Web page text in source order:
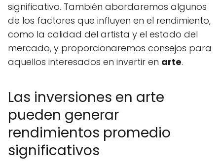
significativo. También abordaremos algunos
de los factores que influyen en el rendimiento,
como la calidad del artista y el estado del
mercado, y proporcionaremos consejos para
aquellos interesados en invertir en arte.
Las inversiones en arte
pueden generar
rendimientos promedio
significativos